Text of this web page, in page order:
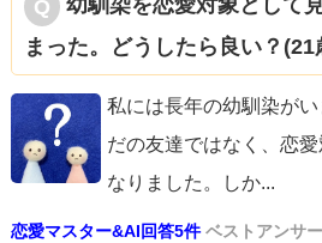
幼馴染を恋愛対象として
まった。どうしたら良い？(21
私には長年の幼馴染が
だの友達ではなく、恋
なりました。しか...
恋愛マスター&AI回答5件 ベストアンサ